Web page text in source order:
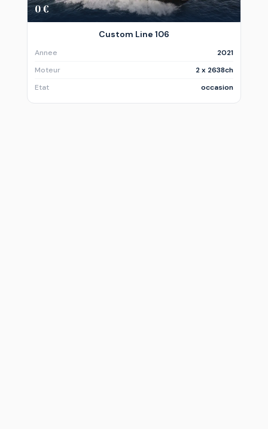
0 €
Custom Line 106
Annee
2021
Moteur
2 x 2638ch
Etat
occasion